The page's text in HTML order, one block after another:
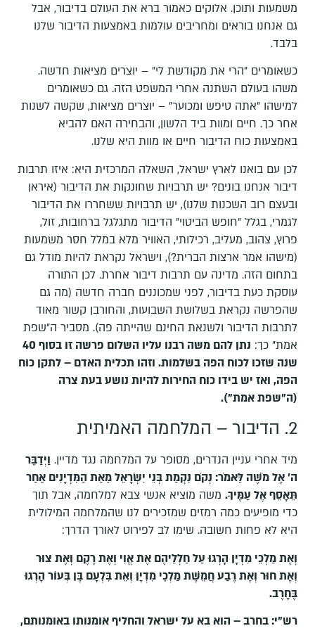
משמעות ותוכן. אלוקים כאמור ברא את העולם בדיבור, אבל
גם אנחנו בוראים ומחריבים עולמות באמצעות הדיבור שלנו
בלבד.
כשאומרים "הרי את מקודשת לי" – יוצרים מציאות חדשה.
משהו בעולם השתנה אחרי המשפט הזה. גם כשאומרים
למישהו "אתה טיפש ומכוער" – יוצרים מציאות, שקשה לשנות
אחר כך. חיים ומוות ביד הלשון, והבחירה האם להביא
באמצעות כוח הדיבור חיים או מוות היא שלנו.
לכן עם בואנו לארץ ישראל, השאלה המרכזית היא: איזו תרבות
דיבור אנחנו בונים? יש תרבויות שחונקות את הדיבור (איראן
ובעצם רוב השכנות שלנו), יש תרבויות ששחררו את הדיבור
לגמרי, בגלל "חופש הביטוי" הדיבור מתגלגל ברחובות, זול,
פרוץ, צהוב, מעליב, רכילותי, האוויר מלא במלל חסר משמעות
(מישהו אמר ארצות הברית?), וישראל נקראת להיות מודל גם
בתחום הזה. מדינה עם תרבות דיבור אחרת. לכן התורה
עוסקת כעת בדיבור, לפני שמכוננים חברה חדשה (מה גם
שהפרשה נקראת בשלושת השבועות, והחורבן קשור מאוד
לתרבות הדיבור ולשנאת החינם שהייתה פה). מסביר ה"שפת
אמת" כך:
נתן להם משה רבנו עליו השלום פרשה זו בסוף 40
שנה שזכו לכוח הפה בשלמות. וזהו תכלית האדם – לתקן כוח
הפה, ואז יש בידו כוח החירות להיות נושע בעת צרה
(ה"שפת אמת").
2. הדיבור – המלחמה האמיתית
מיד אחרי עניין הנדרים, מסופר על המלחמה נגד מדיין. וַיְדַבֵּר
ה' אֶל מֹשֶׁה לֵּאמֹר: נְקֹם נִקְמַת בְּנֵי יִשְׂרָאֵל מֵאֵת הַמִּדְיָנִים אַחַר
תֵּאָסֵף אֶל עַמֶּיךָ. משה מוציא אנשי צבא למלחמה, אבל תוך
כדי מופיעים כמה רמזים שמזכירים לנו שהמלחמה המילולית
היא לא פחות חשובה. שימו לב לפירוט לאורך הדרך:
וְאֶת מַלְכֵי מִדְיָן הָרְגוּ עַל חַלְלֵיהֶם אֶת אֱוִי וְאֶת רֶקֶם וְאֶת צוּר
וְאֶת חוּר וְאֶת רֶבַע חֲמֵשֶׁת מַלְכֵי מִדְיָן וְאֵת בִּלְעָם בֶּן בְּעוֹר הָרְגוּ
בֶּחָרֶב.
רש"י: בחרב – הוא בא על ישראל והחליף אומנותו באומנותם,